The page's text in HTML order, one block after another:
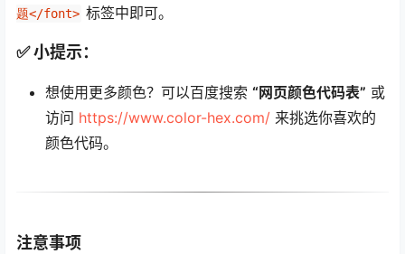
题</font> 标签中即可。
✅ 小提示：
想使用更多颜色？可以百度搜索 “网页颜色代码表” 或
访问 https://www.color-hex.com/ 来挑选你喜欢的
颜色代码。
注意事项